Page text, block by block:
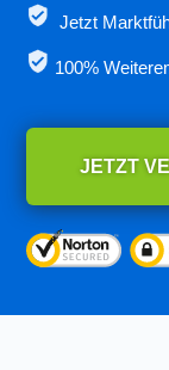
Jetzt
100%
JETZT